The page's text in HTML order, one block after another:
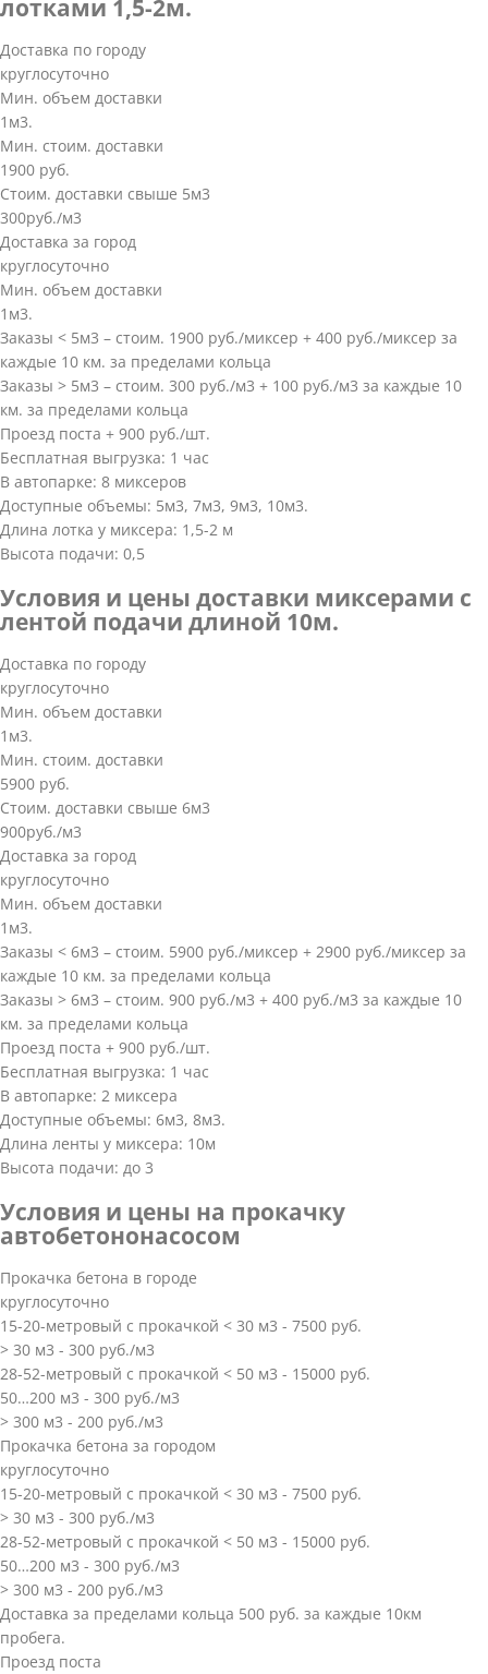
лотками 1,5-2м.
Доставка по городу
круглосуточно
Мин. объем доставки
1м3.
Мин. стоим. доставки
1900 руб.
Стоим. доставки свыше 5м3
300руб./м3
Доставка за город
круглосуточно
Мин. объем доставки
1м3.
Заказы < 5м3 – стоим. 1900 руб./миксер + 400 руб./миксер за
каждые 10 км. за пределами кольца
Заказы > 5м3 – стоим. 300 руб./м3 + 100 руб./м3 за каждые 10
км. за пределами кольца
Проезд поста + 900 руб./шт.
Бесплатная выгрузка: 1 час
В автопарке: 8 миксеров
Доступные объемы: 5м3, 7м3, 9м3, 10м3.
Длина лотка у миксера: 1,5-2 м
Высота подачи: 0,5
Условия и цены доставки миксерами с
лентой подачи длиной 10м.
Доставка по городу
круглосуточно
Мин. объем доставки
1м3.
Мин. стоим. доставки
5900 руб.
Стоим. доставки свыше 6м3
900руб./м3
Доставка за город
круглосуточно
Мин. объем доставки
1м3.
Заказы < 6м3 – стоим. 5900 руб./миксер + 2900 руб./миксер за
каждые 10 км. за пределами кольца
Заказы > 6м3 – стоим. 900 руб./м3 + 400 руб./м3 за каждые 10
км. за пределами кольца
Проезд поста + 900 руб./шт.
Бесплатная выгрузка: 1 час
В автопарке: 2 миксера
Доступные объемы: 6м3, 8м3.
Длина ленты у миксера: 10м
Высота подачи: до 3
Условия и цены на прокачку
автобетононасосом
Прокачка бетона в городе
круглосуточно
15-20-метровый с прокачкой < 30 м3 - 7500 руб.
> 30 м3 - 300 руб./м3
28-52-метровый с прокачкой < 50 м3 - 15000 руб.
50…200 м3 - 300 руб./м3
> 300 м3 - 200 руб./м3
Прокачка бетона за городом
круглосуточно
15-20-метровый с прокачкой < 30 м3 - 7500 руб.
> 30 м3 - 300 руб./м3
28-52-метровый с прокачкой < 50 м3 - 15000 руб.
50…200 м3 - 300 руб./м3
> 300 м3 - 200 руб./м3
Доставка за пределами кольца 500 руб. за каждые 10км
пробега.
Проезд поста